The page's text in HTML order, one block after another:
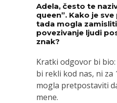
Adela, često te
queen”. Kako je
tada mogla
povezivanje ljudi
znak?
Kratki odgovor bi bio:
bi rekli kod nas, ni za
mogla pretpostaviti
mene.